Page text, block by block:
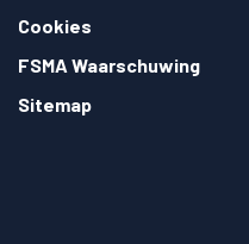
Cookies
FSMA Waarschuwing
Sitemap